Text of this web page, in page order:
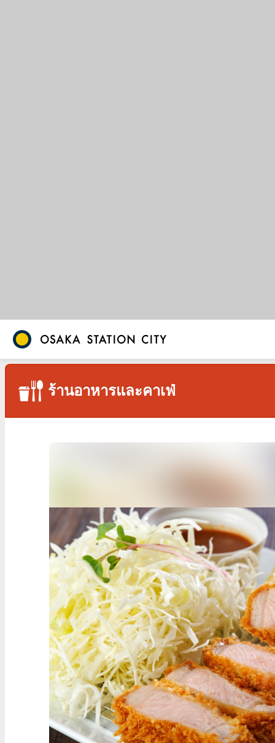
ร้านอาหารและคาเฟ่